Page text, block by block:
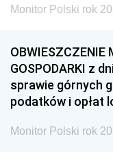
Monitor Polski rok
OBWIESZCZENIE
GOSPODARKI z
sprawie górnych
podatków i opłat
Monitor Polski rok